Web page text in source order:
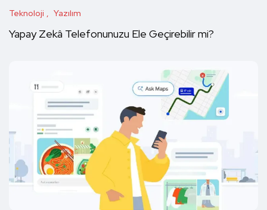
Teknoloji Yazılım
Yapay Zekâ Telefonunuzu Ele Geçirebilir mi?